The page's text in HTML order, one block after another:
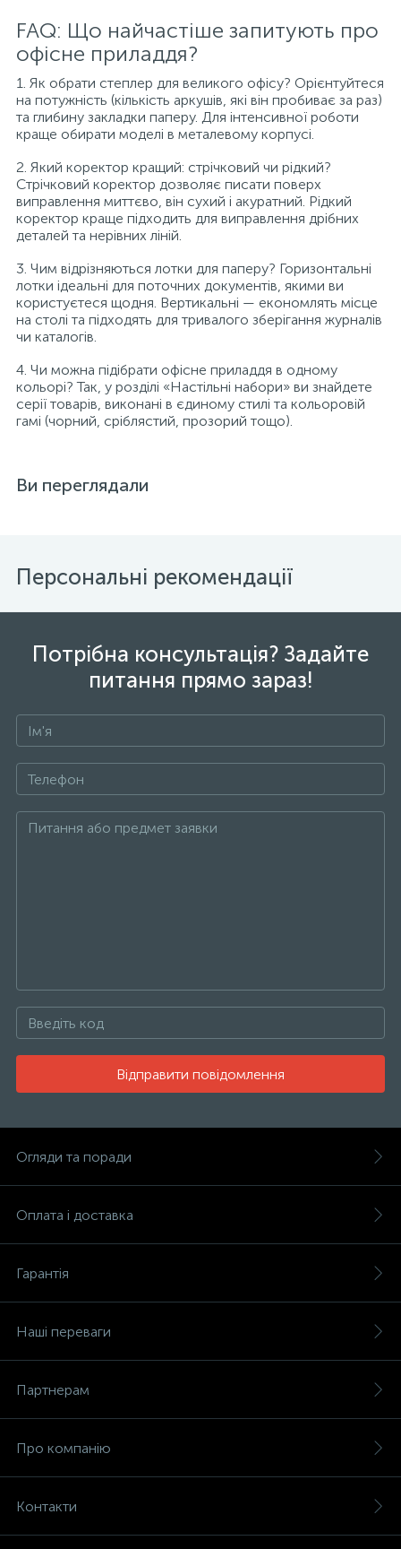
FAQ: Що найчастіше запитують про
офісне приладдя?
1. Як обрати степлер для великого офісу? Орієнтуйтеся
на потужність (кількість аркушів, які він пробиває за раз)
та глибину закладки паперу. Для інтенсивної роботи
краще обирати моделі в металевому корпусі.
2. Який коректор кращий: стрічковий чи рідкий?
Стрічковий коректор дозволяє писати поверх
виправлення миттєво, він сухий і акуратний. Рідкий
коректор краще підходить для виправлення дрібних
деталей та нерівних ліній.
3. Чим відрізняються лотки для паперу? Горизонтальні
лотки ідеальні для поточних документів, якими ви
користуєтеся щодня. Вертикальні — економлять місце
на столі та підходять для тривалого зберігання журналів
чи каталогів.
4. Чи можна підібрати офісне приладдя в одному
кольорі? Так, у розділі «Настільні набори» ви знайдете
серії товарів, виконані в єдиному стилі та кольоровій
гамі (чорний, сріблястий, прозорий тощо).
Ви переглядали
Персональні рекомендації
Потрібна консультація? Задайте
питання прямо зараз!
Відправити повідомлення
Огляди та поради
Оплата і доставка
Гарантія
Наші переваги
Партнерам
Про компанію
Контакти